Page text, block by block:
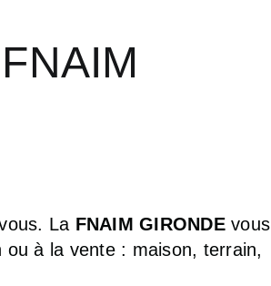
La FNAIM GIRONDEvous
à la vente : maison, terrain,